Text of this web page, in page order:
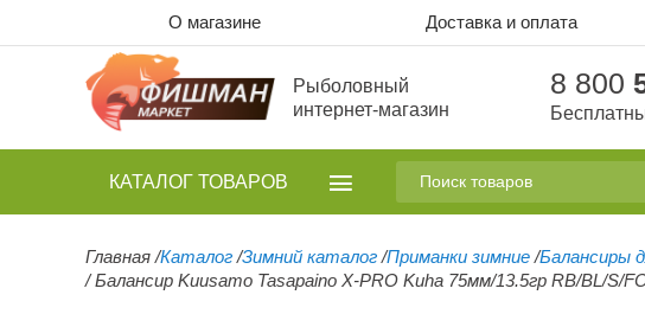
О магазине Доставка и оплата
Рыболовный
интернет-магазин
8 800
КАТАЛОГ ТОВАРОВ
Главная /Каталог /Зимний каталог /Приманки зимние /Балансиры
/Балансир Kuusamo Tasapaino X-PRO Kuha 75мм/13.5гр RB/BL/S/